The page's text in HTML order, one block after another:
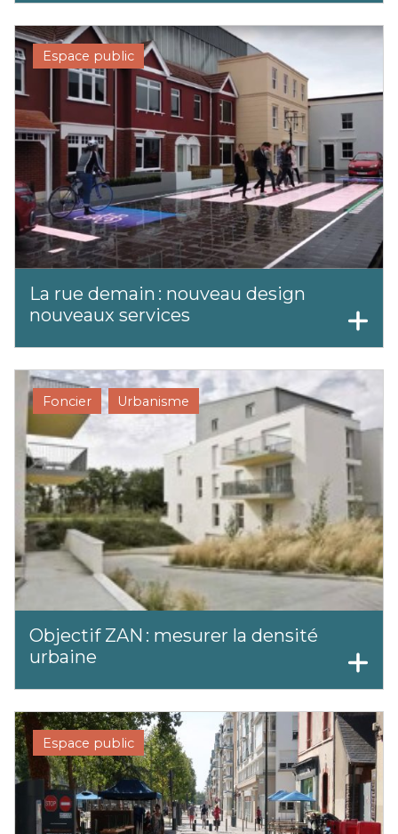
Espace public
La rue demain : nouveau design
nouveaux services
Foncier Urbanisme
Objectif ZAN : mesurer la densité
urbaine
Espace public